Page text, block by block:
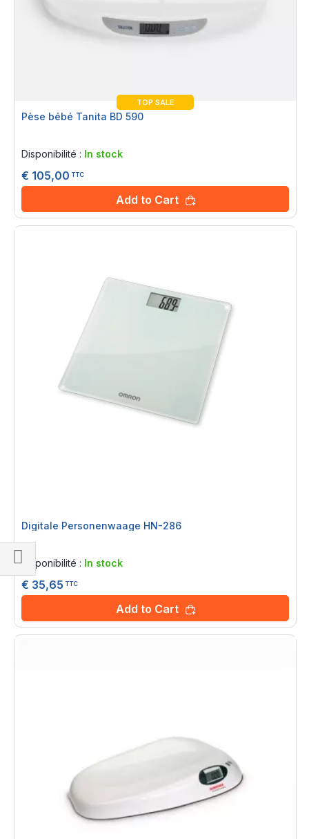
TOP SALE
Pèse bébé Tanita BD 590
Disponibilité : In stock
€ 105,00 TTC
Add to Cart
Digitale Personenwaage HN-286
Rating:
Disponibilité : In stock
€ 35,65 TTC
Add to Cart
Shop
By